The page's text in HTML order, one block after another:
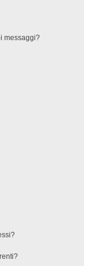
messaggi?